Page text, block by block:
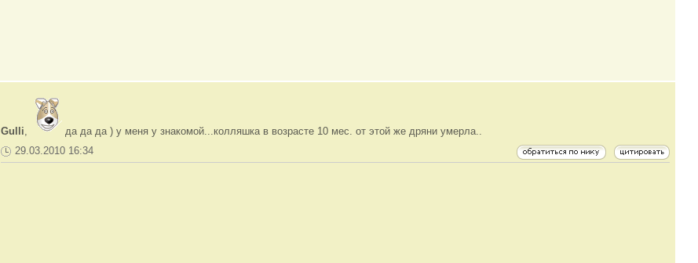
Gulli,
да да да ) у меня у знакомой...колляшка в возрасте 10 мес. от этой же дряни умерла..
29.03.2010 16:34